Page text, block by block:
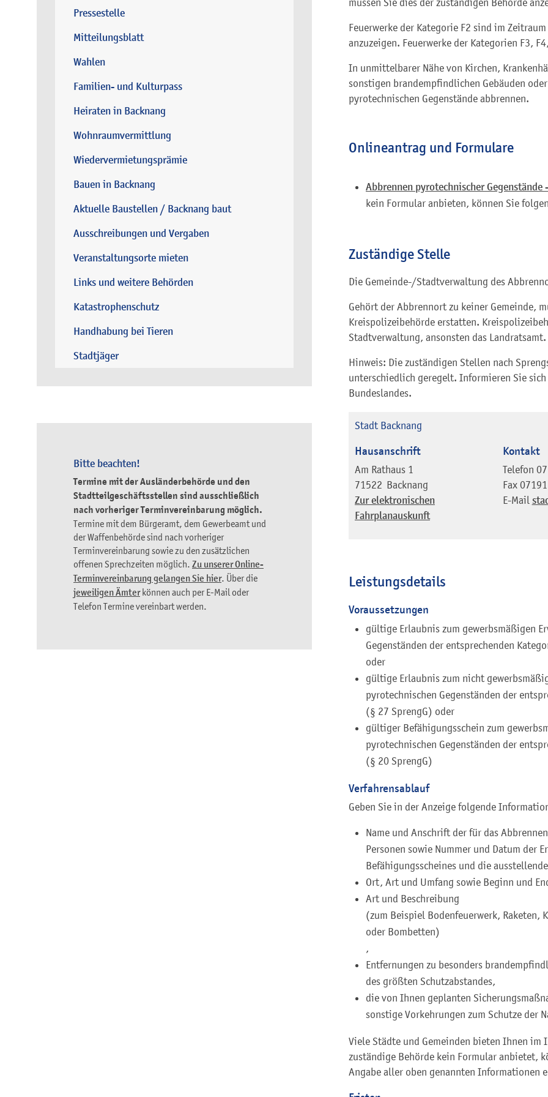
Pressestelle
Mitteilungsblatt
Wahlen
Familien- und Kulturpass
Heiraten in Backnang
Wohnraumvermittlung
Wiedervermietungsprämie
Bauen in Backnang
Aktuelle Baustellen / Backnang baut
Ausschreibungen und Vergaben
Veranstaltungsorte mieten
Links und weitere Behörden
Katastrophenschutz
Handhabung bei Tieren
Stadtjäger
Bitte beachten!
Termine mit der Ausländerbehörde und den
Stadtteilgeschäftsstellen sind ausschließlich
nach vorheriger Terminvereinbarung möglich.
Termine mit dem Bürgeramt, dem Gewerbeamt und
der Waffenbehörde sind nach vorheriger
Terminvereinbarung sowie zu den zusätzlichen
offenen Sprechzeiten möglich. Zu unserer Online-
Terminvereinbarung gelangen Sie hier. Über die
jeweiligen Ämterkönnen auch per E-Mail oder
Telefon Termine vereinbart werden.
müssen Sie dies der zuständigen Behörde
Feuerwerke der Kategorie F2 sind im
anzuzeigen. Feuerwerke der Kategorien F3,
In unmittelbarer Nähe von Kirchen,
sonstigen brandempfindlichen Gebäuden
pyrotechnischen Gegenstände abbrennen.
Onlineantrag und Formulare
Abbrennen pyrotechnischer Gegenstände
kein Formular anbieten, können Sie
Zuständige Stelle
Die Gemeinde-/Stadtverwaltung des
Gehört der Abbrennort zu keiner Gemeinde,
Kreispolizeibehörde erstatten.
Stadtverwaltung, ansonsten das Landratsamt.
Hinweis: Die zuständigen Stellen nach
unterschiedlich geregelt. Informieren Sie
Bundeslandes.
Stadt Backnang
Hausanschrift
Am Rathaus 1
71522 Backnang
Zur elektronischen
Fahrplanauskunft
Kontakt
Telefon
Fax
E-Mail
Leistungsdetails
Voraussetzungen
gültige Erlaubnis zum gewerbsmäßigen
Gegenständen der entsprechenden
oder
gültige Erlaubnis zum nicht
pyrotechnischen Gegenständen der
(§ 27 SprengG) oder
gültiger Befähigungsschein zum
pyrotechnischen Gegenständen der
(§ 20 SprengG)
Verfahrensablauf
Geben Sie in der Anzeige folgende
Name und Anschrift der für das
Personen sowie Nummer und Datum der
Befähigungsscheines und die
Ort, Art und Umfang sowie Beginn und
Art und Beschreibung
(zum Beispiel Bodenfeuerwerk, Raketen,
oder Bombetten)
,
Entfernungen zu besonders
des größten Schutzabstandes,
die von Ihnen geplanten
sonstige Vorkehrungen zum Schutze der
Viele Städte und Gemeinden bieten Ihnen
zuständige Behörde kein Formular anbietet,
Angabe aller oben genannten Informationen